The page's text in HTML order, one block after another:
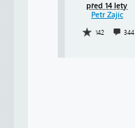
před 14 lety
Petr Zajíc
142 344